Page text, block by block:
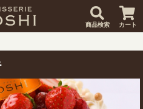
商品検索 カート